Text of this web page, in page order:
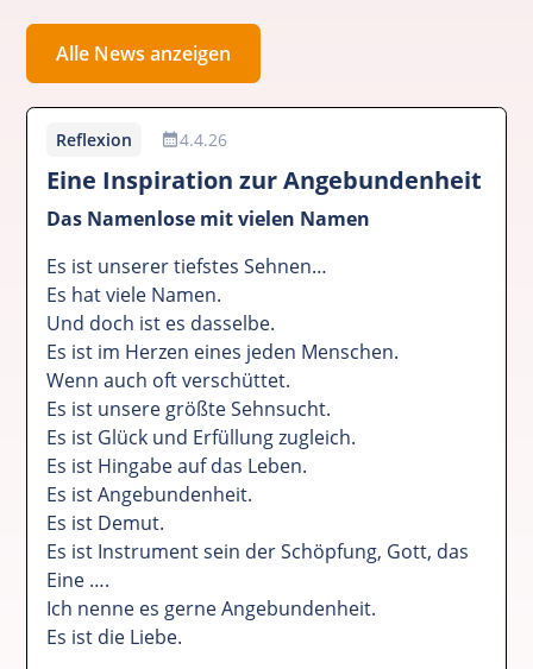
Alle News anzeigen
Reflexion 4.4.26
Eine Inspiration zur Angebundenheit
Das Namenlose mit vielen Namen
Es ist unserer tiefstes Sehnen…
Es hat viele Namen.
Und doch ist es dasselbe.
Es ist im Herzen eines jeden Menschen.
Wenn auch oft verschüttet.
Es ist unsere größte Sehnsucht.
Es ist Glück und Erfüllung zugleich.
Es ist Hingabe auf das Leben.
Es ist Angebundenheit.
Es ist Demut.
Es ist Instrument sein der Schöpfung, Gott, das
Eine ….
Ich nenne es gerne Angebundenheit.
Es ist die Liebe.